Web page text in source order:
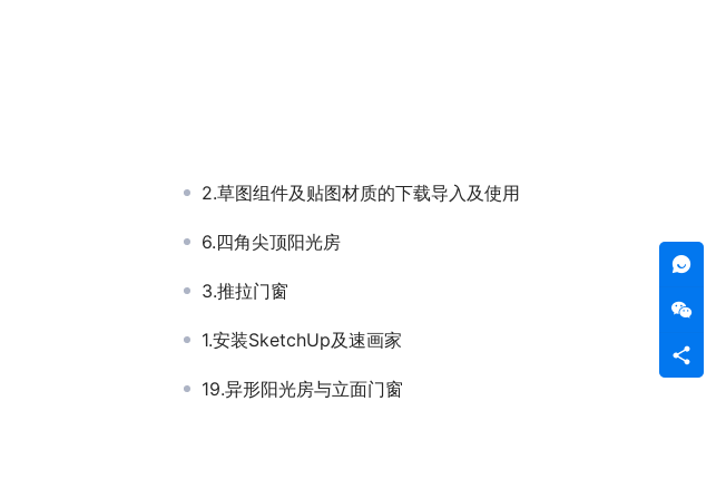
2.草图组件及贴图材质的下载导入及使用
6.四角尖顶阳光房
3.推拉门窗
1.安装SketchUp及速画家
19.异形阳光房与立面门窗